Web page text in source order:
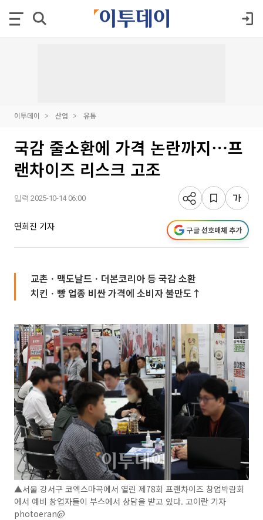
이투데이 산업 유통
국감 줄소환에 가격 논란까지⋯프
랜차이즈 리스크 고조
입력 2025-10-14 06:00
연희진 기자 구글 선호매체 추가
교촌ㆍ맥도날드ㆍ더본코리아 등 국감 소환
치킨ㆍ빵 업종 비싼 가격에 소비자 불만도↑
▲서울 강서구 코엑스마곡에서 열린 제78회 프랜차이즈 창업박람회
에서 예비 창업자들이 부스에서 상담을 받고 있다. 고이란 기자
photoeran@